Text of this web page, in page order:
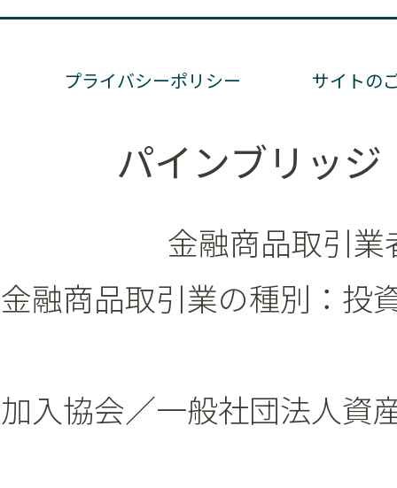
プライバシーポリシー サイトの
パインブリッ
金融商品取引
金融商品取引業の種別：投
加入協会／一般社団法人資